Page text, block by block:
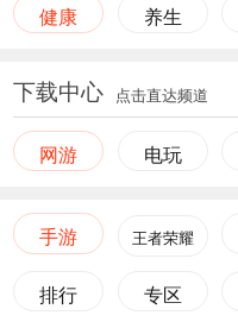
健康 养生
下载中心 点击直达频道
网游 电玩
手游 王者荣耀
排行 专区